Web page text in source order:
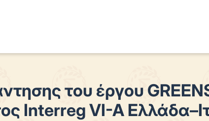
του έργου
Interreg VI-A